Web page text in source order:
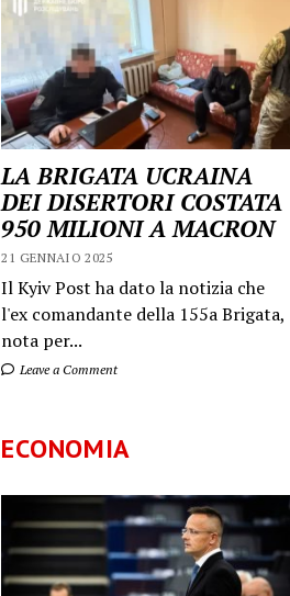
LA BRIGATA UCRAINA
DEI DISERTORI COSTATA
950 MILIONI A MACRON
21 GENNAIO 2025
Il Kyiv Post ha dato la notizia che
l'ex comandante della 155a Brigata,
nota per...
Leave a Comment
ECONOMIA